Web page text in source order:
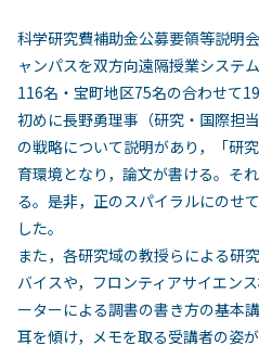
科学研究費補助金公募要領等説明
ャンパスを双方向遠隔授業システ
116名・宝町地区75名の合わせて
初めに長野勇理事（研究・国際担
の戦略について説明があり，「研
育環境となり，論文が書ける。そ
る。是非，正のスパイラルにのせ
した。
また，各研究域の教授らによる研
バイスや，フロンティアサイエン
ーターによる調書の書き方の基本
耳を傾け，メモを取る受講者の姿が